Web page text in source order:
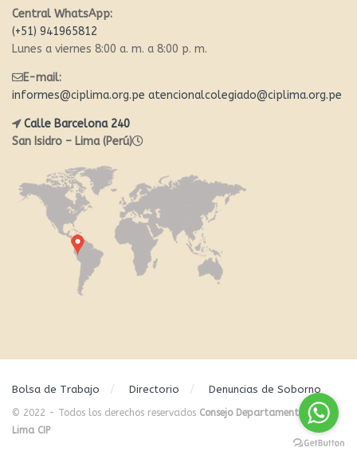
Central WhatsApp:
(+51) 941965812
Lunes a viernes 8:00 a. m. a 8:00 p. m.
E-mail:
informes@ciplima.org.pe atencionalcolegiado@ciplima.org.pe
Calle Barcelona 240
San Isidro – Lima (Perú)
Bolsa de Trabajo Directorio Denuncias de Soborno
© 2022 - Todos los derechos reservados Consejo Departamental de
Lima CIP